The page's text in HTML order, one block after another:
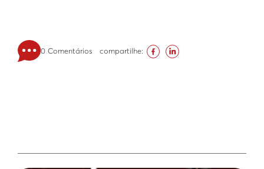
0 Comentários compartilhe: